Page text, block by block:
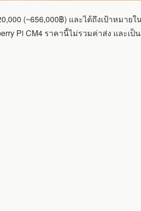
(~656,000฿) และได้ถึงเป้าหมาย
Pi CM4 ราคานี้ไม่รวมค่าส่ง และ